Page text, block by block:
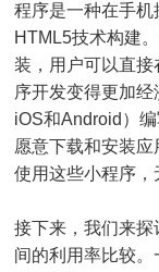
程序是一种在手
HTML5技术构建
装，用户可以直
序开发变得更加
iOS和Android）
愿意下载和安装
使用这些小程序，
接下来，我们来
间的利用率比较。